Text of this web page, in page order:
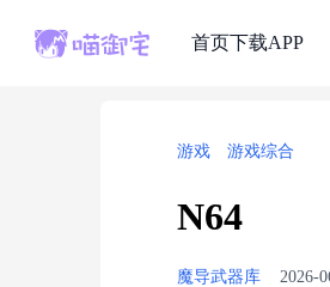
首页下载APP
游戏 游戏综合
N64
魔导武器库 2026-